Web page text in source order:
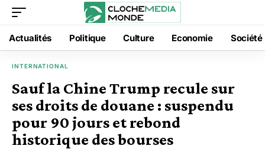
Actualités Politique Culture Economie Société
INTERNATIONAL
Sauf la Chine Trump recule sur
ses droits de douane : suspendu
pour 90 jours et rebond
historique des bourses